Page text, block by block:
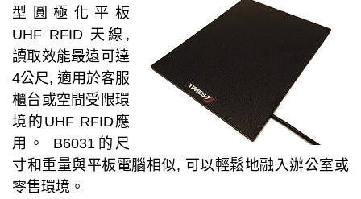
型圓極化平板
UHF RFID 天線,
讀取效能最遠可達
4公尺, 適用於客服
櫃台或空間受限環
境的UHF RFID應
用。 B6031的尺
寸和重量與平板電腦相似, 可以輕鬆地融入辦公室或
零售環境。